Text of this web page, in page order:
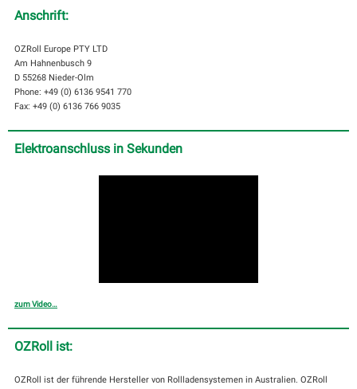
Anschrift:
OZRoll Europe PTY LTD
Am Hahnenbusch 9
D 55268 Nieder-Olm
Phone: +49 (0) 6136 9541 770
Fax: +49 (0) 6136 766 9035
Elektroanschluss in Sekunden
zum Video…
OZRoll ist:
OZRoll ist der führende Hersteller von Rollladensystemen in Australien. OZRoll